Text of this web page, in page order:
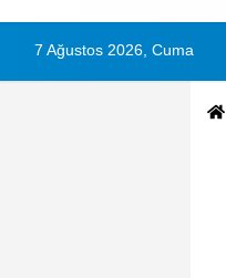
7 Ağustos 2026, Cuma